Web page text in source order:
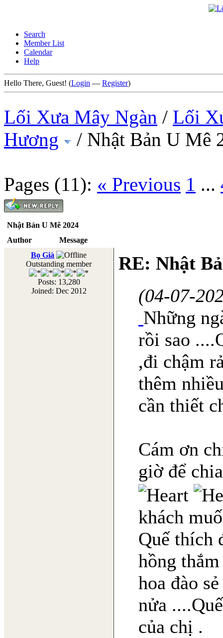
Search
Member List
Calendar
Help
Hello There, Guest! (Login — Register)
Lối Xưa Mây Ngàn / Lối
Hương
/ Nhật Bản U Mê
Pages (11): « Previous 1 ...
Nhật Bản U Mê 2024
Author
Message
Bọ Già
Outstanding member
Posts: 13,280
Joined: Dec 2012
RE: Nhật
(04-07-
Những
rồi sao
,đi chậm
thêm
cần thiết
Cám ơn
giờ để
khách
Quế thích
hồng
hoa đào
nửa
của chị .